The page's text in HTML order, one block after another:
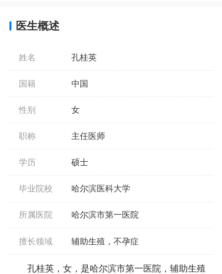
医生概述
姓名 孔桂英
国籍 中国
性别 女
职称 主任医师
学历 硕士
毕业院校 哈尔滨医科大学
所属医院 哈尔滨市第一医院
擅长领域 辅助生殖，不孕症
孔桂英，女，是哈尔滨市第一医院，辅助生殖